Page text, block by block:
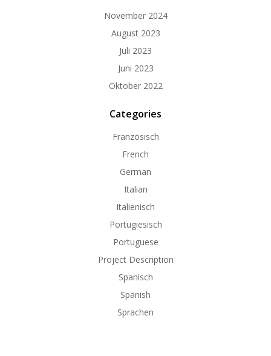
November 2024
August 2023
Juli 2023
Juni 2023
Oktober 2022
Categories
Französisch
French
German
Italian
Italienisch
Portugiesisch
Portuguese
Project Description
Spanisch
Spanish
Sprachen